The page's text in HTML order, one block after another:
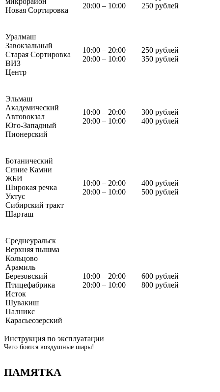
Новая Сортировка
20:00 – 10:00
250 рублей
Уралмаш
Завокзальный
Старая Сортировка
ВИЗ
Центр
10:00 – 20:00
20:00 – 10:00
250 рублей
350 рублей
Эльмаш
Академический
Автовокзал
Юго-Западный
Пионерский
10:00 – 20:00
20:00 – 10:00
300 рублей
400 рублей
Ботанический
Синие Камни
ЖБИ
Широкая речка
Уктус
Сибирский тракт
Шарташ
10:00 – 20:00
20:00 – 10:00
400 рублей
500 рублей
Среднеуральск
Верхняя пышма
Кольцово
Арамиль
Березовский
Птицефабрика
Исток
Шувакиш
Палникс
Карасьеозерский
10:00 – 20:00
20:00 – 10:00
600 рублей
800 рублей
Инструкция по эксплуатации
Чего боятся воздушные шары!
ПАМЯТКА